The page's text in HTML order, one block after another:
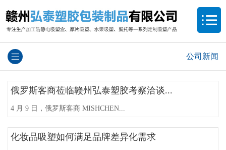
公司新闻
俄罗斯客商莅临赣州弘泰塑胶考察洽谈...
4 月 9 日，俄罗斯客商 MISHCHEN...
化妆品吸塑如何满足品牌差异化需求